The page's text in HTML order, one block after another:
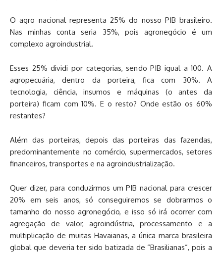
O agro nacional representa 25% do nosso PIB brasileiro.
Nas minhas conta seria 35%, pois agronegócio é um
complexo agroindustrial.
Esses 25% dividi por categorias, sendo PIB igual a 100. A
agropecuária, dentro da porteira, fica com 30%. A
tecnologia, ciência, insumos e máquinas (o antes da
porteira) ficam com 10%. E o resto? Onde estão os 60%
restantes?
Além das porteiras, depois das porteiras das fazendas,
predominantemente no comércio, supermercados, setores
financeiros, transportes e na agroindustrialização.
Quer dizer, para conduzirmos um PIB nacional para crescer
20% em seis anos, só conseguiremos se dobrarmos o
tamanho do nosso agronegócio, e isso só irá ocorrer com
agregação de valor, agroindústria, processamento e a
multiplicação de muitas Havaianas, a única marca brasileira
global que deveria ter sido batizada de “Brasilianas”, pois a